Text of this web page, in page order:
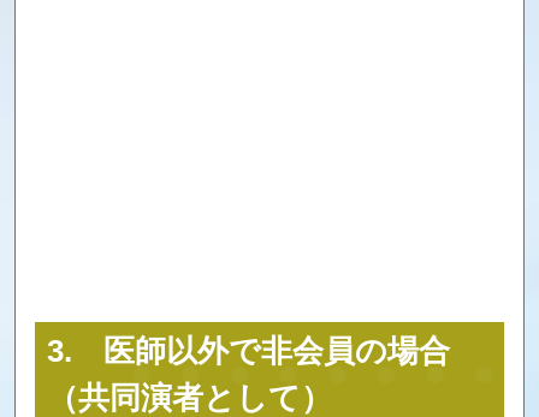
3. 医師以外で非会員の場合
（共同演者として）